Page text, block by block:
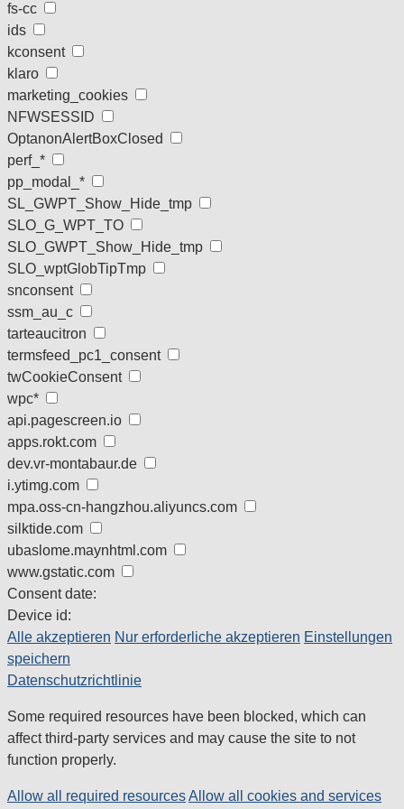
fs-cc
ids
kconsent
klaro
marketing_cookies
NFWSESSID
OptanonAlertBoxClosed
perf_*
pp_modal_*
SL_GWPT_Show_Hide_tmp
SLO_G_WPT_TO
SLO_GWPT_Show_Hide_tmp
SLO_wptGlobTipTmp
snconsent
ssm_au_c
tarteaucitron
termsfeed_pc1_consent
twCookieConsent
wpc*
api.pagescreen.io
apps.rokt.com
dev.vr-montabaur.de
i.ytimg.com
mpa.oss-cn-hangzhou.aliyuncs.com
silktide.com
ubaslome.maynhtml.com
www.gstatic.com
Consent date:
Device id:
Alle akzeptieren Nur erforderliche akzeptieren Einstellungen
speichern
Datenschutzrichtlinie
Some required resources have been blocked, which can
affect third-party services and may cause the site to not
function properly.
Allow all required resourcesAllow all cookies and services